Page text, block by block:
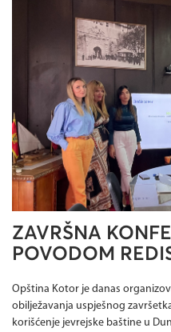
ZAVRŠNA
POVODOM
Opština Kotor je danas
obilježavanja uspješnog
korišćenje jevrejske baštine u